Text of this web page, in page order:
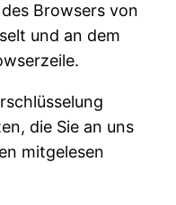
Browsers von
und an dem
die Sie an uns
mitgelesen